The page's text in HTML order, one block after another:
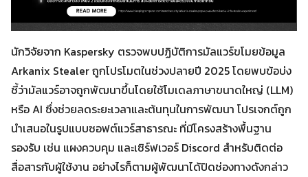
นักวิจัยจาก Kaspersky ตรวจพบปฏิบัติการมัลแวร์ขโมยข้อมูล
Arkanix Stealer ถูกโปรโมตในช่วงปลายปี 2025 โดยพบข้อบ่ง
ชี้ว่ามัลแวร์อาจถูกพัฒนาขึ้นโดยใช้โมเดลภาษาขนาดใหญ่ (LLM)
หรือ AI ซึ่งช่วยลดระยะเวลาและต้นทุนในการพัฒนา โปรเจกต์ถูก
นำเสนอในรูปแบบซอฟต์แวร์สาธารณะ ที่มีโครงสร้างพื้นฐาน
รองรับ เช่น แผงควบคุม และเซิร์ฟเวอร์ Discord สำหรับติดต่อ
สื่อสารกับผู้ใช้งาน อย่างไรก็ตามผู้พัฒนาได้ปิดช่องทางดังกล่าว